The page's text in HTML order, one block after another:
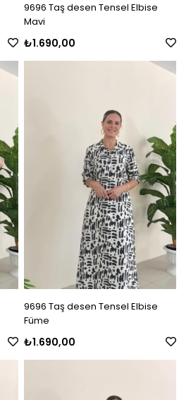
9696 Taş desen Tensel Elbise
Mavi
₺1.690,00
9696 Taş desen Tensel Elbise
Füme
₺1.690,00